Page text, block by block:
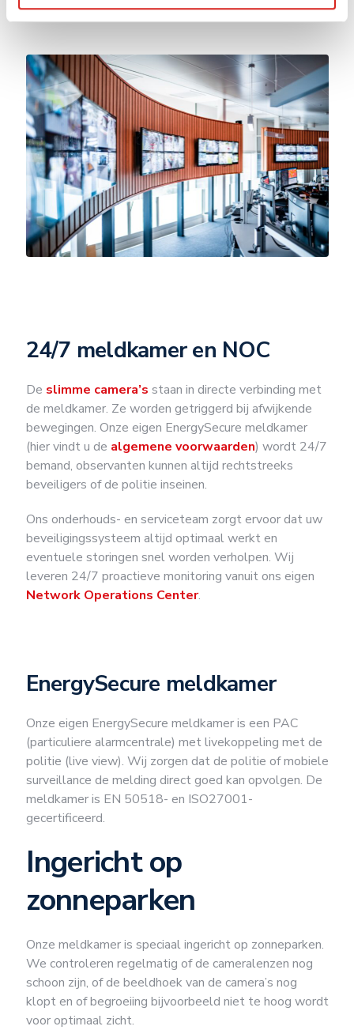
24/7 meldkamer en NOC
De slimme camera’s staan in directe verbinding met
de meldkamer. Ze worden getriggerd bij afwijkende
bewegingen. Onze eigen EnergySecure meldkamer
(hier vindt u de algemene voorwaarden) wordt 24/7
bemand, observanten kunnen altijd rechtstreeks
beveiligers of de politie inseinen.
Ons onderhouds- en serviceteam zorgt ervoor dat uw
beveiligingssysteem altijd optimaal werkt en
eventuele storingen snel worden verholpen. Wij
leveren 24/7 proactieve monitoring vanuit ons eigen
Network Operations Center.
EnergySecure meldkamer
Onze eigen EnergySecure meldkamer is een PAC
(particuliere alarmcentrale) met livekoppeling met de
politie (live view). Wij zorgen dat de politie of mobiele
surveillance de melding direct goed kan opvolgen. De
meldkamer is EN 50518- en ISO27001-
gecertificeerd.
Ingericht op
zonneparken
Onze meldkamer is speciaal ingericht op zonneparken.
We controleren regelmatig of de cameralenzen nog
schoon zijn, of de beeldhoek van de camera’s nog
klopt en of begroeiing bijvoorbeeld niet te hoog wordt
voor optimaal zicht.